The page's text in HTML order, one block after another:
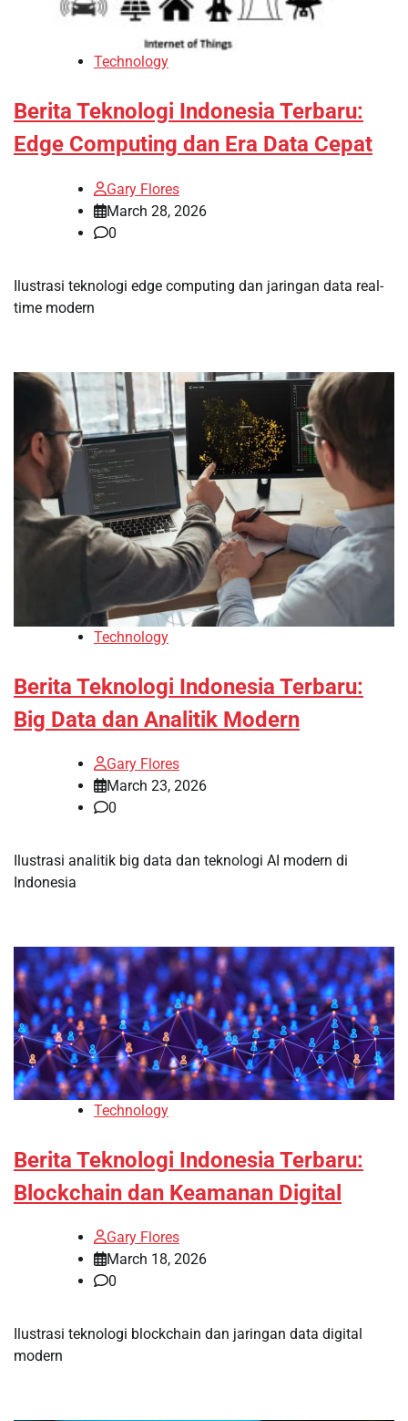
Technology
Berita Teknologi Indonesia Terbaru:
Edge Computing dan Era Data Cepat
Gary Flores
March 28, 2026
0
Ilustrasi teknologi edge computing dan jaringan data real-
time modern
Technology
Berita Teknologi Indonesia Terbaru:
Big Data dan Analitik Modern
Gary Flores
March 23, 2026
0
Ilustrasi analitik big data dan teknologi AI modern di
Indonesia
Technology
Berita Teknologi Indonesia Terbaru:
Blockchain dan Keamanan Digital
Gary Flores
March 18, 2026
0
Ilustrasi teknologi blockchain dan jaringan data digital
modern